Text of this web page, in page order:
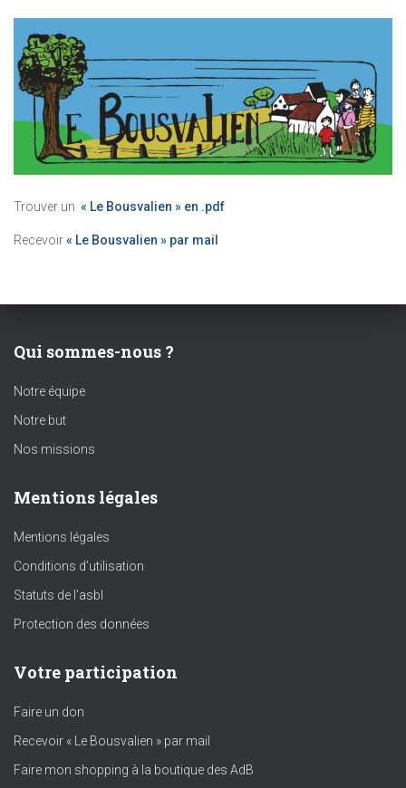
Trouver un « Le Bousvalien » en .pdf
Recevoir« Le Bousvalien » par mail
Qui sommes-nous ?
Notre équipe
Notre but
Nos missions
Mentions légales
Mentions légales
Conditions d’utilisation
Statuts de l’asbl
Protection des données
Votre participation
Faire un don
Recevoir « Le Bousvalien » par mail
Faire mon shopping à la boutique des AdB